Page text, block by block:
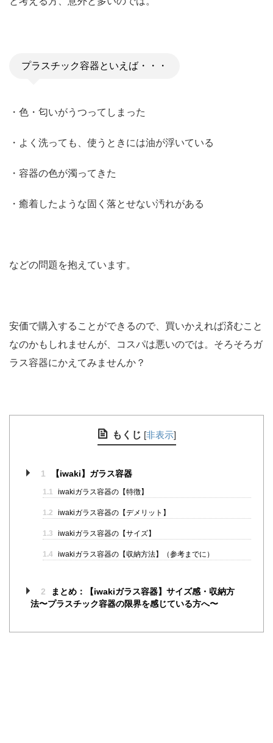
プラスチック容器といえば・・・
・色・匂いがうつってしまった
・よく洗っても、使うときには油が浮いている
・容器の色が濁ってきた
・癒着したような固く落とせない汚れがある
などの問題を抱えています。
安価で購入することができるので、買いかえれば済むこと
なのかもしれませんが、コスパは悪いのでは。そろそろガ
ラス容器にかえてみませんか？
もくじ [非表示]
1 【iwaki】ガラス容器
1.1 iwakiガラス容器の【特徴】
1.2 iwakiガラス容器の【デメリット】
1.3 iwakiガラス容器の【サイズ】
1.4 iwakiガラス容器の【収納方法】（参考までに）
2
まとめ：【iwakiガラス容器】サイズ感・収納方
法〜プラスチック容器の限界を感じている方へ〜